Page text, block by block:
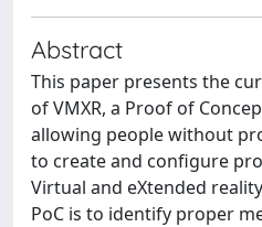
Abstract
This paper presents the
of VMXR, a Proof of
allowing people without
to create and configure
Virtual and eXtended
PoC is to identify proper